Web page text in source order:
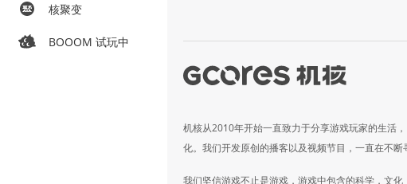
核聚变
BOOOM 试玩中
机核从2010年开始一直致力于分享游戏玩家的生活
化。我们开发原创的播客以及视频节目，一直在不断
我们坚信游戏不止是游戏，游戏中包含的科学，文